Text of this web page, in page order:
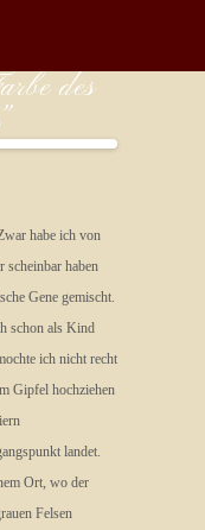
des
habe ich von
scheinbar haben
Gene gemischt.
schon als Kind
ich nicht recht
Gipfel hochziehen
landet.
Ort, wo der
Felsen